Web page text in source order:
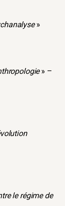
»
» –
le régime de